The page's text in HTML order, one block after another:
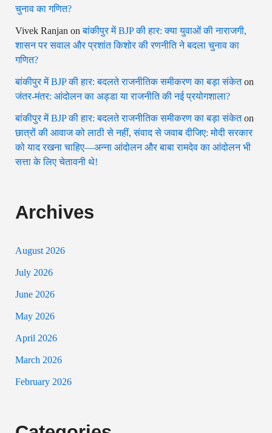
चुनाव का गणित?
Vivek Ranjan onबांकीपुर में BJP की हार: क्या युवाओं की नाराजगी,
शासन पर सवाल और प्रशांत किशोर की रणनीति ने बदला चुनाव का
गणित?
बांकीपुर में BJP की हार: बदलते राजनीतिक समीकरण का बड़ा संकेतon
जंतर-मंतर: आंदोलन का अड्डा या राजनीति की नई प्रयोगशाला?
बांकीपुर में BJP की हार: बदलते राजनीतिक समीकरण का बड़ा संकेतon
छात्रों की आवाज को लाठी से नहीं, संवाद से जवाब दीजिए: मोदी सरकार
को याद रखना चाहिए—अन्ना आंदोलन और बाबा रामदेव का आंदोलन भी
सत्ता के लिए चेतावनी थे!
Archives
August 2026
July 2026
June 2026
May 2026
April 2026
March 2026
February 2026